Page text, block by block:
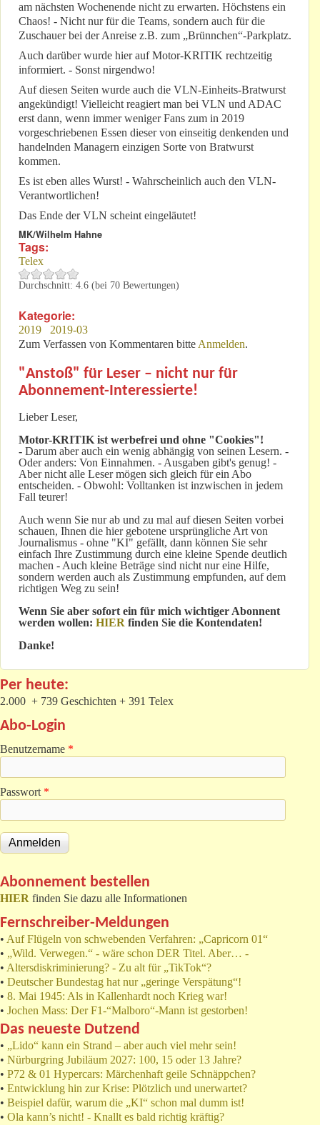
am nächsten Wochenende nicht zu erwarten. Höchstens ein
Chaos! - Nicht nur für die Teams, sondern auch für die
Zuschauer bei der Anreise z.B. zum „Brünnchen“-Parkplatz.
Auch darüber wurde hier auf Motor-KRITIK rechtzeitig
informiert. - Sonst nirgendwo!
Auf diesen Seiten wurde auch die VLN-Einheits-Bratwurst
angekündigt! Vielleicht reagiert man bei VLN und ADAC
erst dann, wenn immer weniger Fans zum in 2019
vorgeschriebenen Essen dieser von einseitig denkenden und
handelnden Managern einzigen Sorte von Bratwurst
kommen.
Es ist eben alles Wurst! - Wahrscheinlich auch den VLN-
Verantwortlichen!
Das Ende der VLN scheint eingeläutet!
MK/Wilhelm Hahne
Tags:
Telex
Durchschnitt: 4.6 (bei 70 Bewertungen)
Kategorie:
2019
2019-03
Zum Verfassen von Kommentaren bitte Anmelden.
"Anstoß" für Leser – nicht nur für
Abonnement-Interessierte!
Lieber Leser,
Motor-KRITIK ist werbefrei und ohne "Cookies"!
- Darum aber auch ein wenig abhängig von seinen Lesern. -
Oder anders: Von Einnahmen. - Ausgaben gibt's genug! -
Aber nicht alle Leser mögen sich gleich für ein Abo
entscheiden. - Obwohl: Volltanken ist inzwischen in jedem
Fall teurer!
Auch wenn Sie nur ab und zu mal auf diesen Seiten vorbei
schauen, Ihnen die hier gebotene ursprüngliche Art von
Journalismus - ohne "KI" gefällt, dann können Sie sehr
einfach Ihre Zustimmung durch eine kleine Spende deutlich
machen - Auch kleine Beträge sind nicht nur eine Hilfe,
sondern werden auch als Zustimmung empfunden, auf dem
richtigen Weg zu sein!
Wenn Sie aber sofort ein für mich wichtiger Abonnent
werden wollen: HIER finden Sie die Kontendaten!
Danke!
Per heute:
2.000 + 739 Geschichten + 391 Telex
Abo-Login
Benutzername *
Passwort *
Abonnement bestellen
HIER finden Sie dazu alle Informationen
Fernschreiber-Meldungen
• Auf Flügeln von schwebenden Verfahren: „Capricorn 01“
• „Wild. Verwegen.“ - wäre schon DER Titel. Aber… -
• Altersdiskriminierung? - Zu alt für „TikTok“?
• Deutscher Bundestag hat nur „geringe Verspätung“!
• 8. Mai 1945: Als in Kallenhardt noch Krieg war!
• Jochen Mass: Der F1-“Malboro“-Mann ist gestorben!
Das neueste Dutzend
• „Lido“ kann ein Strand – aber auch viel mehr sein!
• Nürburgring Jubiläum 2027: 100, 15 oder 13 Jahre?
• P72 & 01 Hypercars: Märchenhaft geile Schnäppchen?
• Entwicklung hin zur Krise: Plötzlich und unerwartet?
• Beispiel dafür, warum die „KI“ schon mal dumm ist!
• Ola kann’s nicht! - Knallt es bald richtig kräftig?